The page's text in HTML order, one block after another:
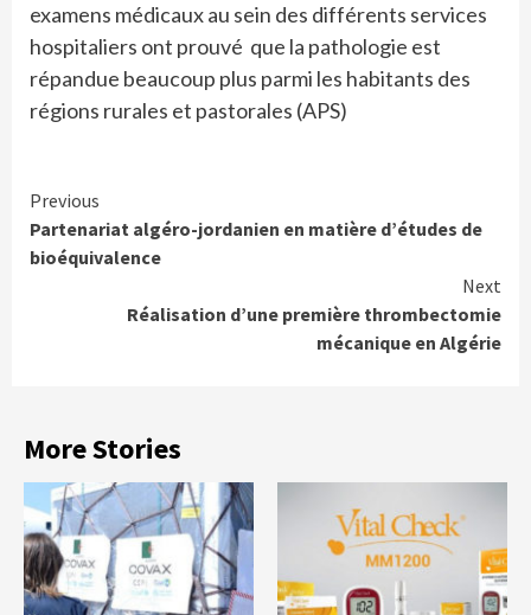
examens médicaux au sein des différents services
hospitaliers ont prouvé que la pathologie est
répandue beaucoup plus parmi les habitants des
régions rurales et pastorales (APS)
Continue
Reading
Previous
Partenariat algéro-jordanien en matière d’études de
bioéquivalence
Next
Réalisation d’une première thrombectomie
mécanique en Algérie
More Stories